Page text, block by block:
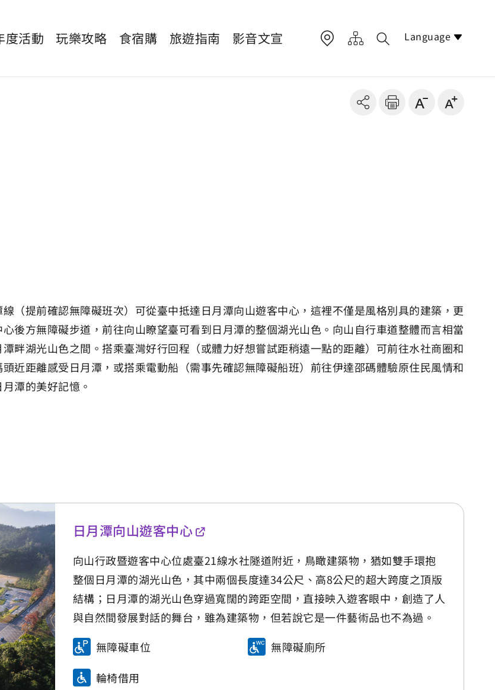
度活動 玩樂攻略 食宿購 旅遊指南 影音文宣 Language
（提前確認無障礙班次）可從臺中抵達日月潭向山遊客中心，這裡不僅是風格別具的建築，更
後方無障礙步道，前往向山瞭望臺可看到日月潭的整個湖光山色。向山自行車道整體而言相當
畔湖光山色之間。搭乘臺灣好行回程（或體力好想嘗試距稍遠一點的距離）可前往水社商圈和
近距離感受日月潭，或搭乘電動船（需事先確認無障礙船班）前往伊達邵碼體驗原住民風情和
潭的美好記憶。
日月潭向山遊客中心
向山行政暨遊客中心位處臺21線水社隧道附近，鳥瞰建築物，猶如雙手環抱
整個日月潭的湖光山色，其中兩個長度達34公尺、高8公尺的超大跨度之頂版
結構；日月潭的湖光山色穿過寬闊的跨距空間，直接映入遊客眼中，創造了人
與自然間發展對話的舞台，雖為建築物，但若說它是一件藝術品也不為過。
無障礙車位
無障礙廁所
輪椅借用